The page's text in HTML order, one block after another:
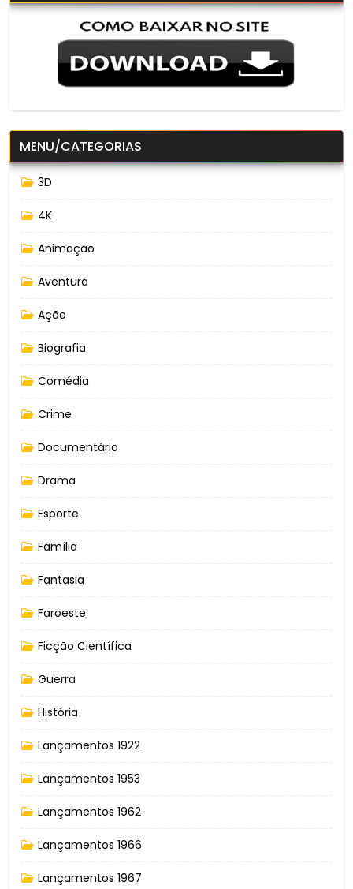
MENU/CATEGORIAS
3D
4K
Animação
Aventura
Ação
Biografia
Comédia
Crime
Documentário
Drama
Esporte
Família
Fantasia
Faroeste
Ficção Científica
Guerra
História
Lançamentos 1922
Lançamentos 1953
Lançamentos 1962
Lançamentos 1966
Lançamentos 1967